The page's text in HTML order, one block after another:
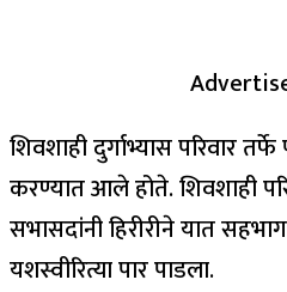
शिवशाही दुर्गाभ्यास परिवार
करण्यात आले होते. शिवशाही
सभासदांनी हिरीरीने यात
यशस्वीरित्या पार पाडला.